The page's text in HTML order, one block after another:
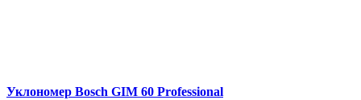
Уклономер Bosch GIM 60 Professional